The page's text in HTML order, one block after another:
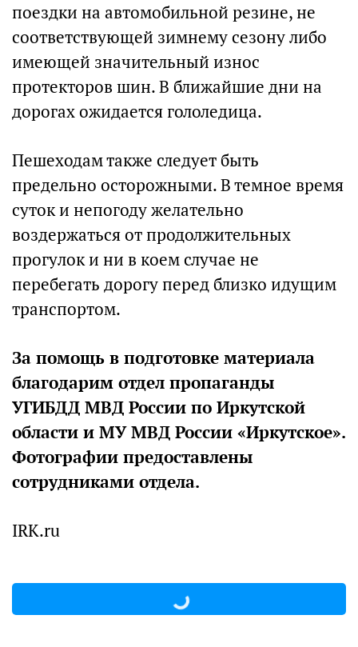
поездки на автомобильной резине, не
соответствующей зимнему сезону либо
имеющей значительный износ
протекторов шин. В ближайшие дни на
дорогах ожидается гололедица.
Пешеходам также следует быть
предельно осторожными. В темное время
суток и непогоду желательно
воздержаться от продолжительных
прогулок и ни в коем случае не
перебегать дорогу перед близко идущим
транспортом.
За помощь в подготовке материала
благодарим отдел пропаганды
УГИБДД МВД России по Иркутской
области и МУ МВД России «Иркутское».
Фотографии предоставлены
сотрудниками отдела.
IRK.ru